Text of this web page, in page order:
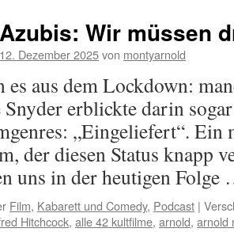
Wir müssen
12. Dezember 2025von montyarnold
es aus dem Lockdown:
erblickte darin
„Eingeliefert“. Ein
der diesen Status knapp
uns in der heutigen
Film, Kabarett und Comedy, Podcast |
Hitchcock, alle 42 kultfilme, arnold, arnold